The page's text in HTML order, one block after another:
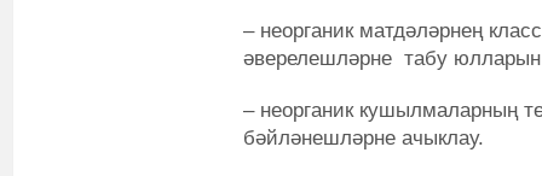
– неорганик матдәләрнең
әверелешләрне табу
– неорганик кушылмаларның
бәйләнешләрне ачыклау.